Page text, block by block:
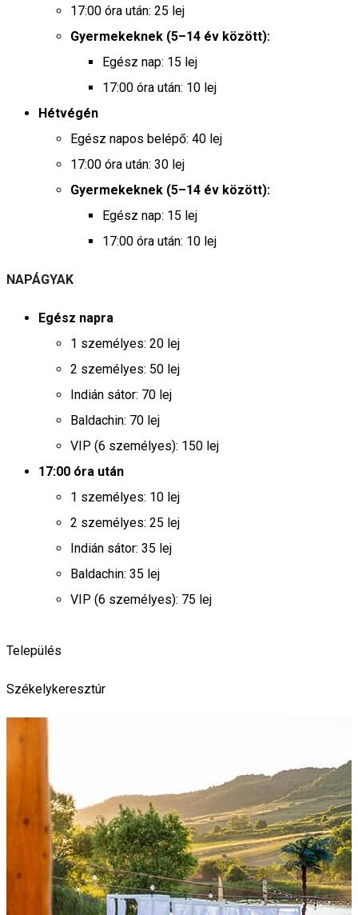
17:00 óra után: 25 lej
Gyermekeknek (5–14 év között):
Egész nap: 15 lej
17:00 óra után: 10 lej
Hétvégén
Egész napos belépő: 40 lej
17:00 óra után: 30 lej
Gyermekeknek (5–14 év között):
Egész nap: 15 lej
17:00 óra után: 10 lej
NAPÁGYAK
Egész napra
1 személyes: 20 lej
2 személyes: 50 lej
Indián sátor: 70 lej
Baldachin: 70 lej
VIP (6 személyes): 150 lej
17:00 óra után
1 személyes: 10 lej
2 személyes: 25 lej
Indián sátor: 35 lej
Baldachin: 35 lej
VIP (6 személyes): 75 lej
Település
Székelykeresztúr